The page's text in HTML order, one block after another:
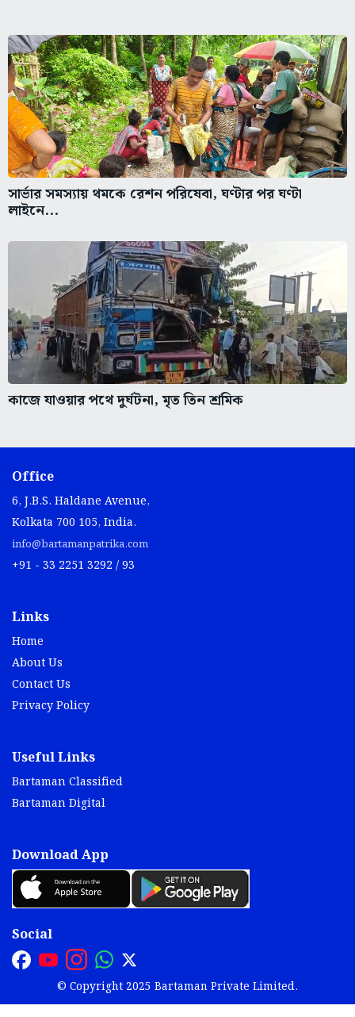
সার্ভার সমস্যায় থমকে রেশন পরিষেবা, ঘণ্টার পর ঘণ্টা
লাইনে...
কাজে যাওয়ার পথে দুর্ঘটনা, মৃত তিন শ্রমিক
Office
6, J.B.S. Haldane Avenue,
Kolkata 700 105, India.
info@bartamanpatrika.com
+91 - 33 2251 3292 / 93
Links
Home
About Us
Contact Us
Privacy Policy
Useful Links
Bartaman Classified
Bartaman Digital
Download App
Social
© Copyright 2025 Bartaman Private Limited.